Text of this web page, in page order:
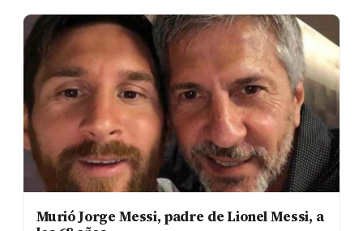
Murió Jorge Messi, padre de Lionel Messi, a